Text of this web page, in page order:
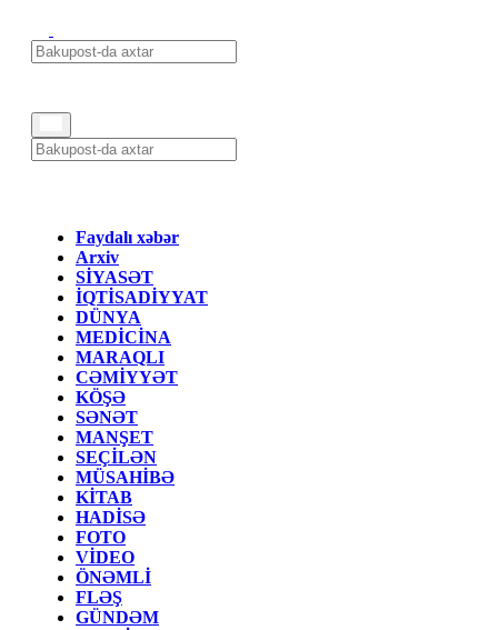
Faydalı xəbər
Arxiv
SİYASƏT
İQTİSADİYYAT
DÜNYA
MEDİCİNA
MARAQLI
CƏMİYYƏT
KÖŞƏ
SƏNƏT
MANŞET
SEÇİLƏN
MÜSAHİBƏ
KİTAB
HADİSƏ
FOTO
VİDEO
ÖNƏMLİ
FLƏŞ
GÜNDƏM